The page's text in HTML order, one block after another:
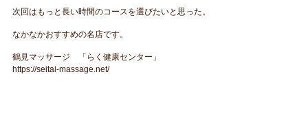
次回はもっと長い時間のコースを選びたいと思った。
なかなかおすすめの名店です。
鶴見マッサージ 「らく健康センター」
https://seitai-massage.net/